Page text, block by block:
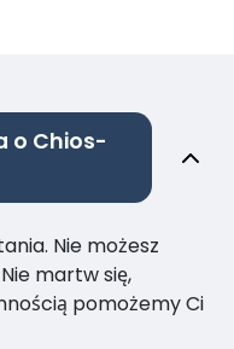
o Chios-
Nie możesz
martw się,
pomożemy Ci